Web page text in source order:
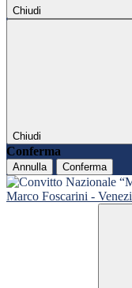
Chiudi
Chiudi
Conferma
Annulla Conferma
Marco Foscarini -